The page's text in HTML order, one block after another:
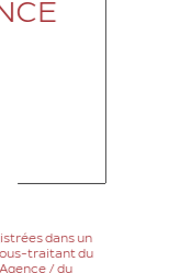
dans un
traitant du
/ du